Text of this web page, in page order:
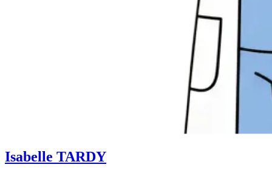
Isabelle TARDY